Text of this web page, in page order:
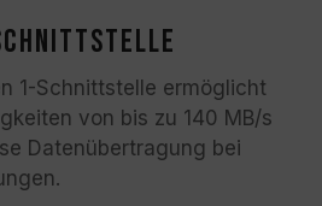
Schnittstelle
1-Schnittstelle ermöglicht
von bis zu 140 MB/s
Datenübertragung bei